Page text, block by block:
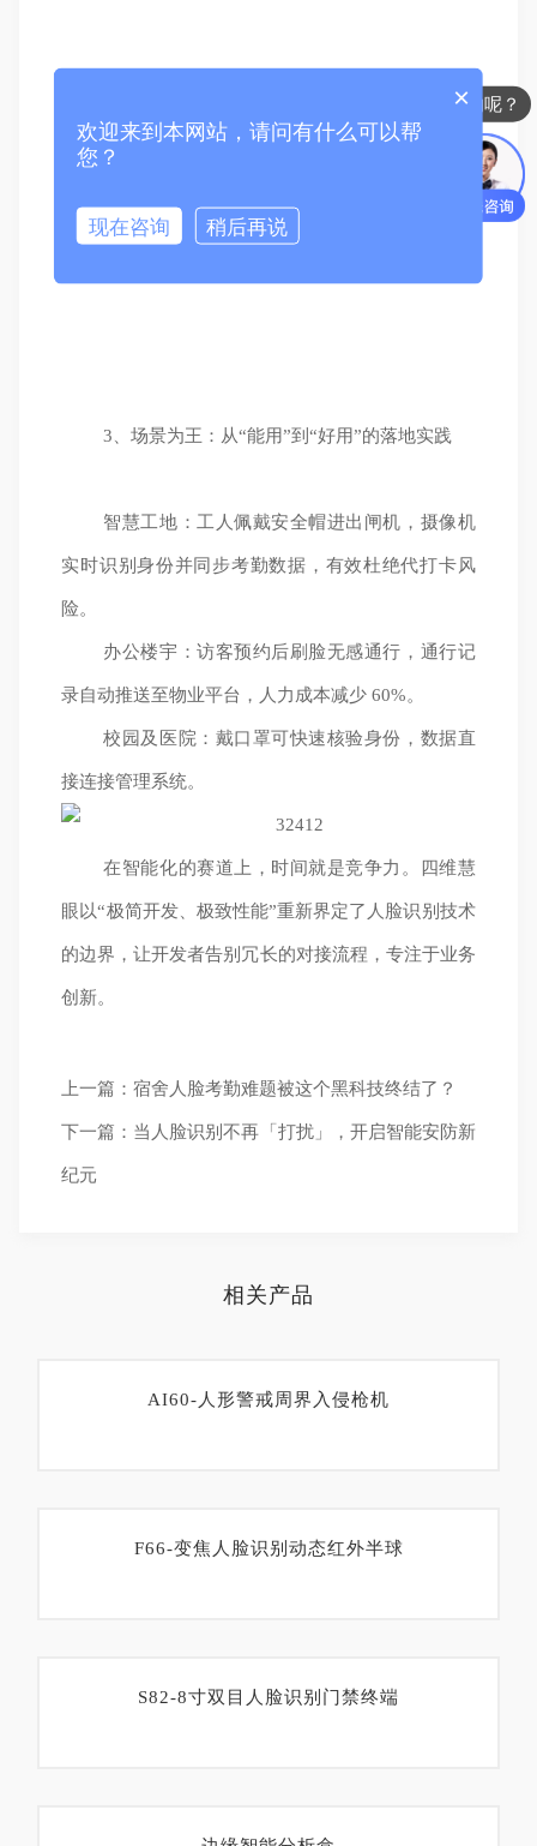
3、场景为王：从“能用”到“好用”的落地实践
智慧工地：工人佩戴安全帽进出闸机，摄像机
实时识别身份并同步考勤数据，有效杜绝代打卡风
险。
办公楼宇：访客预约后刷脸无感通行，通行记
录自动推送至物业平台，人力成本减少 60%。
校园及医院：戴口罩可快速核验身份，数据直
接连接管理系统。
在智能化的赛道上，时间就是竞争力。四维慧
眼以“极简开发、极致性能”重新界定了人脸识别技术
的边界，让开发者告别冗长的对接流程，专注于业务
创新。
上一篇：宿舍人脸考勤难题被这个黑科技终结了？
下一篇：当人脸识别不再「打扰」，开启智能安防新
纪元
相关产品
AI60-人形警戒周界入侵枪机
F66-变焦人脸识别动态红外半球
S82-8寸双目人脸识别门禁终端
你们是怎么收费的呢？
×
欢迎来到本网站，请问有什么可以帮
您？
现在咨询 稍后再说